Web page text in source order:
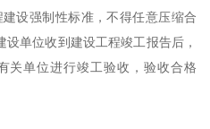
设强制性标准，不得任意压缩合
单位收到建设工程竣工报告后，
关单位进行竣工验收，验收合格